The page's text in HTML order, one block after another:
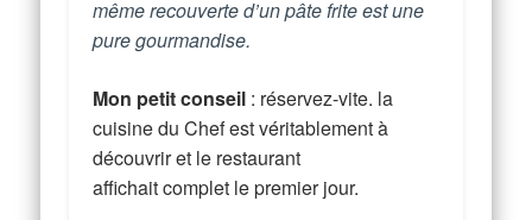
même recouverte d’un pâte frite est une
pure gourmandise.
Mon petit conseil : réservez-vite. la
cuisine du Chef est véritablement à
découvrir et le restaurant
affichait complet le premier jour.